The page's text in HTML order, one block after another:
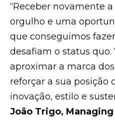
“Receber novamente
orgulho e uma
que conseguimos
desafiam o status
aproximar a marca
reforçar a sua posição
inovação, estilo e
João Trigo,